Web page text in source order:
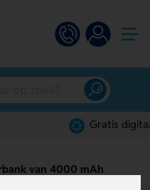
van 4000 mAh